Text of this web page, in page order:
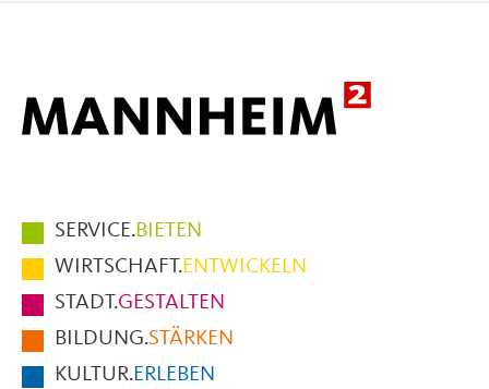
Hauptmenüpunkte
im
Fußbereich
der
Seite
SERVICE.BIETEN
WIRTSCHAFT.ENTWICKELN
STADT.GESTALTEN
BILDUNG.STÄRKEN
KULTUR.ERLEBEN